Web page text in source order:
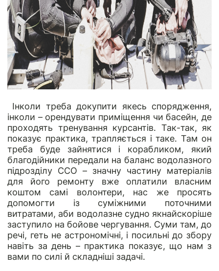
Інколи треба докупити якесь спорядження,
інколи – орендувати приміщення чи басейн, де
проходять тренування курсантів. Так-так, як
показує практика, трапляється і таке. Там он
треба буде зайнятися і корабликом, який
благодійники передали на баланс водолазного
підрозділу ССО – значну частину матеріалів
для його ремонту вже оплатили власним
коштом самі волонтери, нас же просять
допомогти із суміжними поточними
витратами, аби водолазне судно якнайскоріше
заступило на бойове чергування. Суми там, до
речі, геть не астрономічні, і посильні до збору
навіть за день – практика показує, що нам з
вами по силі й складніші задачі.